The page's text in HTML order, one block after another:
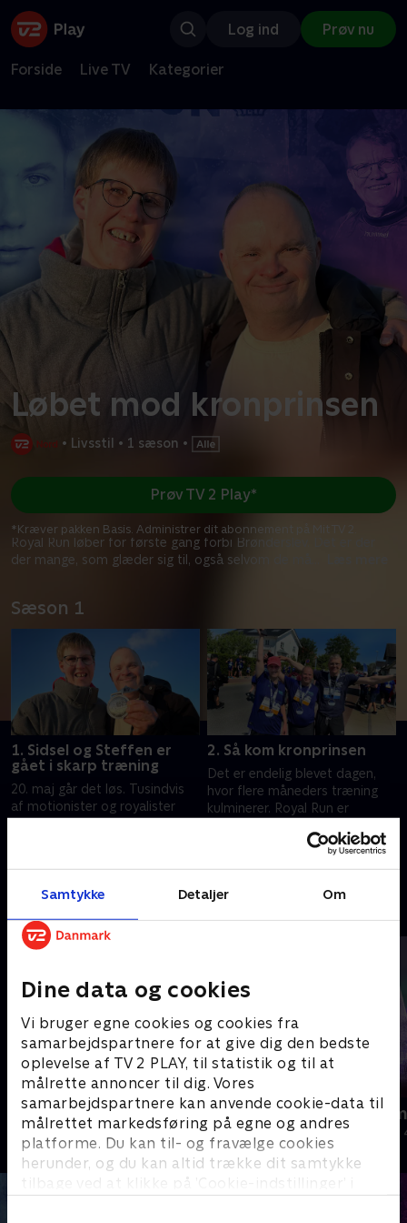
Samtykke Detaljer Om
Dine data og cookies
Vi bruger egne cookies og cookies fra
samarbejdspartnere for at give dig den bedste
oplevelse af TV 2 PLAY, til statistik og til at
målrette annoncer til dig. Vores
samarbejdspartnere kan anvende cookie-data til
målrettet markedsføring på egne og andres
platforme. Du kan til- og fravælge cookies
herunder, og du kan altid trække dit samtykke
tilbage ved at klikke på ’Cookie-indstillinger’ i
Log ind Prøv nu
Forside Live TV Kategorier
Løbet mod kronprinsen
• Livsstil • 1 sæson •
Royal Run løber for første gang forbi Brønderslev. Det er der
der mange, som glæder sig til, også selvom de må
Prøv TV 2 Play*
*Kræver pakken Basis. Administrer dit abonnement på Mit TV 2.
Sæson 1
1. Sidsel og Steffen er
gået i skarp træning
20. maj går det løs. Tusindvis
af motionister og royalister
2. Så kom kronprinsen
Det er endelig blevet dagen,
hvor flere måneders træning
kulminerer. Royal Run er
samme er kronprinsen.
25. maj 2024 • 8 min
Jul på slottet - Warwick
2020 • Livsstil • 46 min
Julelys for
2022 • Livsstil •